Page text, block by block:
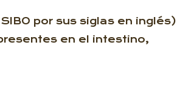
SIBO por sus siglas en inglés​)
en el intestino,